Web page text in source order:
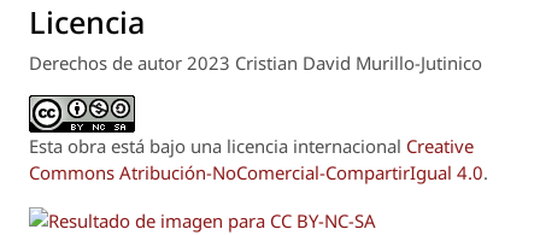
Licencia
Derechos de autor 2023 Cristian David Murillo-Jutinico
Esta obra está bajo una licencia internacional Creative
Commons Atribución-NoComercial-CompartirIgual 4.0.